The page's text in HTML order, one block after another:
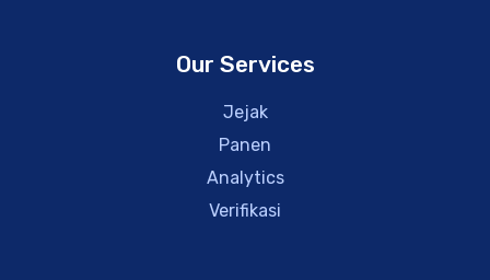
Our Services
Jejak
Panen
Analytics
Verifikasi